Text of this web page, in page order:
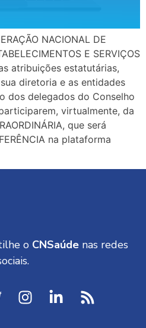
NACIONAL DE
E SERVIÇOS
atribuições estatutárias,
diretoria e as entidades
dos delegados do Conselho
virtualmente, da
que será
na plataforma
o CNSaúdenas redes